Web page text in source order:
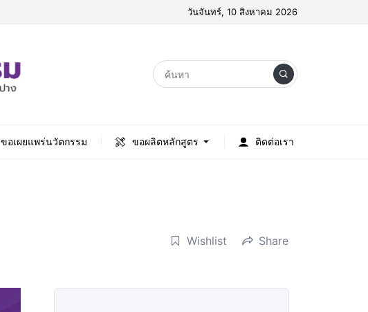
วันจันทร์, 10 สิงหาคม 2026
ขอเผยแพร่นวัตกรรม ขอผลิตหลักสูตร ติดต่อเรา
Wishlist Share